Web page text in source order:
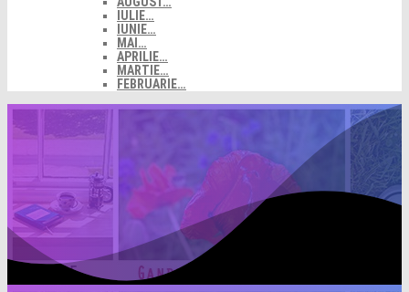
IULIE…
IUNIE…
MAI…
APRILIE…
MARTIE…
FEBRUARIE…